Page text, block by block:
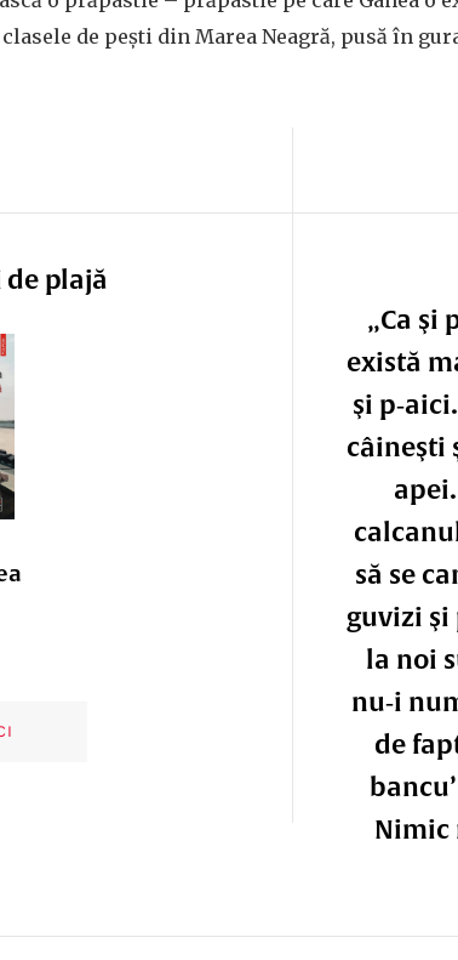
de pești din Marea Neagră, pusă în
de plajă
„Ca şi
există
şi
câineşti
să se
guvizi şi
la noi
nu‑i
de
Nimic